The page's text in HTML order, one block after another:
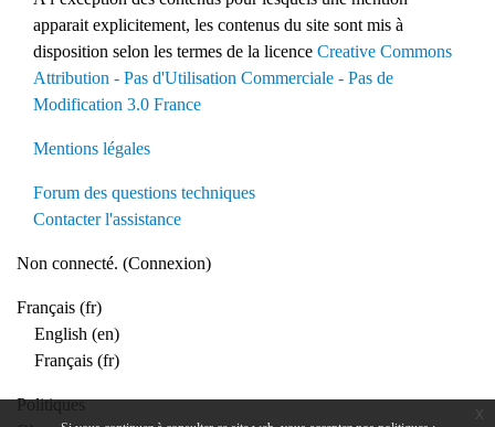
apparait explicitement, les contenus du site sont mis à
disposition selon les termes de la licence Creative Commons
Attribution - Pas d'Utilisation Commerciale - Pas de
Modification 3.0 France
Mentions légales
Forum des questions techniques
Contacter l'assistance
Non connecté. (Connexion)
Français ‎(fr)‎
English ‎(en)‎
Français ‎(fr)‎
Politiques